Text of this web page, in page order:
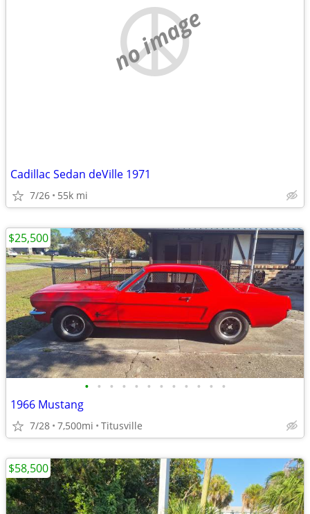
no image
Cadillac Sedan deVille 1971
7/26 55k mi
• • • • • • • • • • • •
1966 Mustang
7/28 7,500mi Titusville
$25,500
$58,500